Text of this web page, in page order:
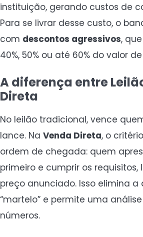
instituição, gerando custos de
Para se livrar desse custo, o
com descontos agressivos,
40%, 50% ou até 60% do valor
A diferença entre
Direta
No leilão tradicional, vence
lance. Na Venda Direta, o
ordem de chegada: quem
primeiro e cumprir os requisitos,
preço anunciado. Isso elimina
“martelo” e permite uma
números.